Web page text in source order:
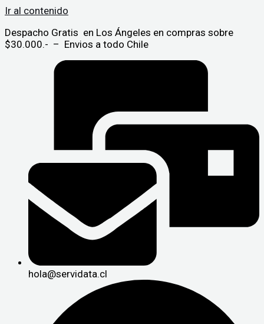
Ir al contenido
Despacho Gratis en Los Ángeles en compras sobre
$30.000.- – Envios a todo Chile
hola@servidata.cl